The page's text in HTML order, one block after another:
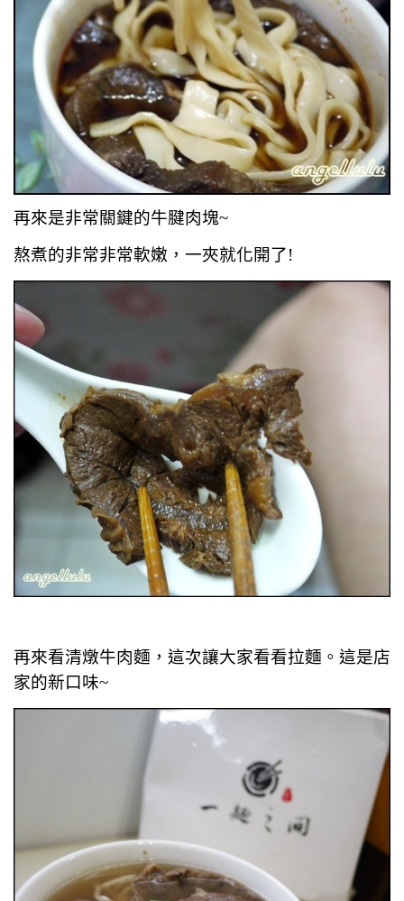
再來是非常關鍵的牛腱肉塊~
熬煮的非常非常軟嫩，一夾就化開了!
再來看清燉牛肉麵，這次讓大家看看拉麵。這是店
家的新口味~